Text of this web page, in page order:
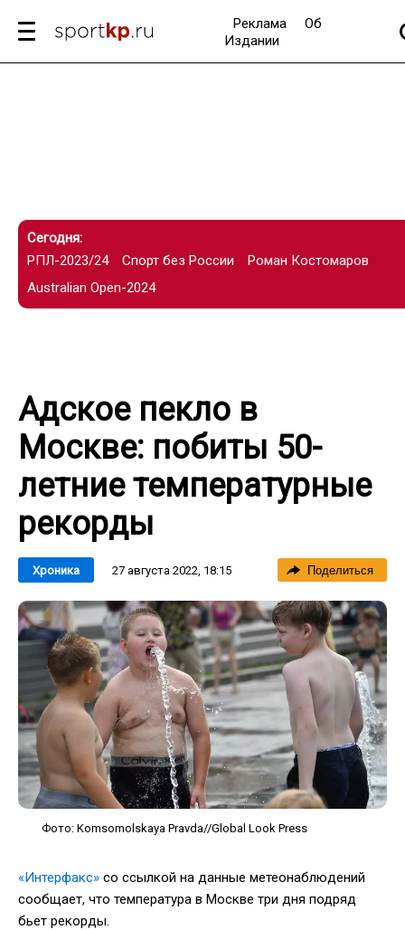
Реклама
Об
Издании
Сегодня:
РПЛ-2023/24
Спорт без России
Роман Костомаров
Australian Open-2024
Адское пекло в
Москве: побиты 50-
летние температурные
рекорды
Хроника 27 августа 2022, 18:15 Поделиться
Фото: Komsomolskaya Pravda//Global Look Press
«Интерфакс» со ссылкой на данные метеонаблюдений
сообщает, что температура в Москве три дня подряд
бьет рекорды.